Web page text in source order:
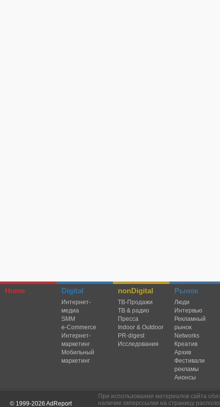
Home Digital
Интернет-
медиа
SMM
e-Commerce
Интернет-
маркетинг
Мобильный
маркетинг
nonDigital
TВ-Продажи
ТВ & радио
Пресса
Indoor & Outdoor
PR-digest
Исследования
Рынок
Люди
Интервью
Рекламный
рынок
Networks
Креатив
Архив
Фестивали
рекламы
Анонсы
© 1999-2026 AdReport
При использовании материалов сайта
наличие гиперссылки на страницу